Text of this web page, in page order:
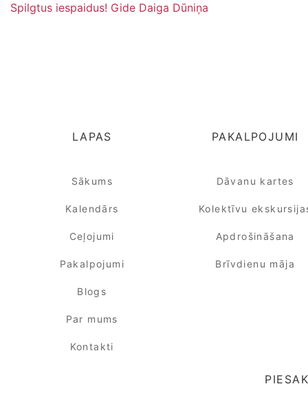
Spilgtus iespaidus! Gide Daiga Dūniņa
LAPAS
Sākums
Kalendārs
Ceļojumi
Pakalpojumi
Blogs
Par mums
Kontakti
PAKALPOJUMI
Dāvanu kartes
Kolektīvu
Apdrošināšana
Brīvdienu māja